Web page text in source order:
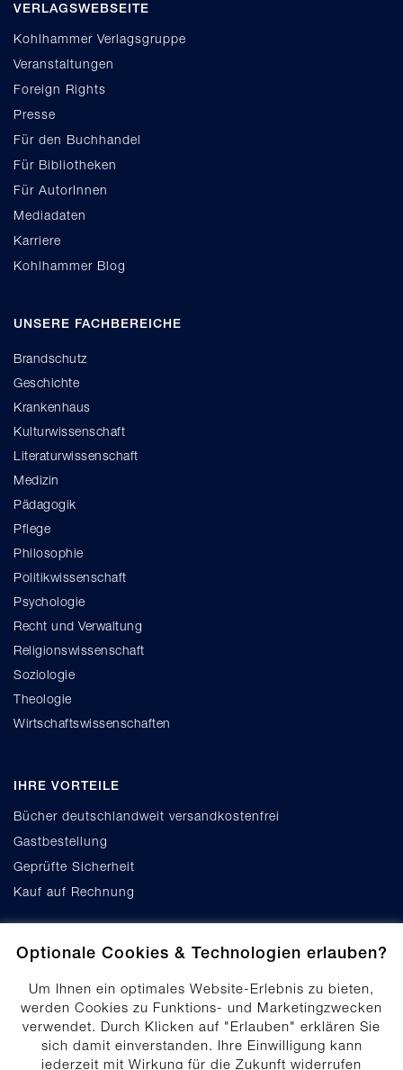
Optionale Cookies & Technologien erlauben?
Um Ihnen ein optimales Website-Erlebnis zu bieten,
werden Cookies zu Funktions- und Marketingzwecken
verwendet. Durch Klicken auf "Erlauben" erklären Sie
sich damit einverstanden. Ihre Einwilligung kann
jederzeit mit Wirkung für die Zukunft widerrufen
VERLAGSWEBSEITE
Kohlhammer Verlagsgruppe
Veranstaltungen
Foreign Rights
Presse
Für den Buchhandel
Für Bibliotheken
Für AutorInnen
Mediadaten
Karriere
Kohlhammer Blog
UNSERE FACHBEREICHE
Brandschutz
Geschichte
Krankenhaus
Kulturwissenschaft
Literaturwissenschaft
Medizin
Pädagogik
Pflege
Philosophie
Politikwissenschaft
Psychologie
Recht und Verwaltung
Religionswissenschaft
Soziologie
Theologie
Wirtschaftswissenschaften
IHRE VORTEILE
Bücher deutschlandweit versandkostenfrei
Gastbestellung
Geprüfte Sicherheit
Kauf auf Rechnung
Cookie-Einstellungen
Datenschutz